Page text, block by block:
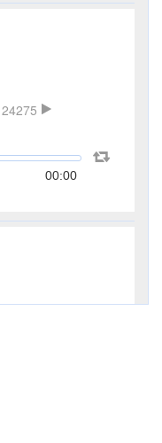
24275
00:00